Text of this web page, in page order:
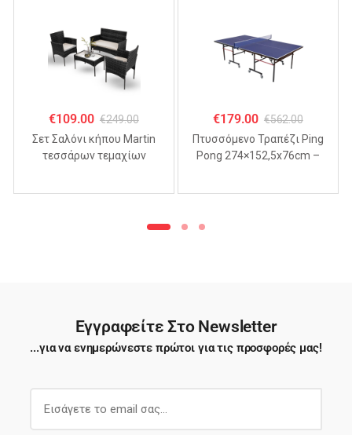
€109.00 €249.00
Σετ Σαλόνι κήπου Martin
τεσσάρων τεμαχίων
€179.00 €562.00
Πτυσσόμενo Τραπέζι Ping
Pong 274×152,5x76cm –
Εγγραφείτε Στο Newsletter
...για να ενημερώνεστε πρώτοι για τις προσφορές μας!